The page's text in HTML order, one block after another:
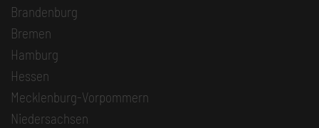
Brandenburg
Bremen
Hamburg
Hessen
Mecklenburg-Vorpommern
Niedersachsen